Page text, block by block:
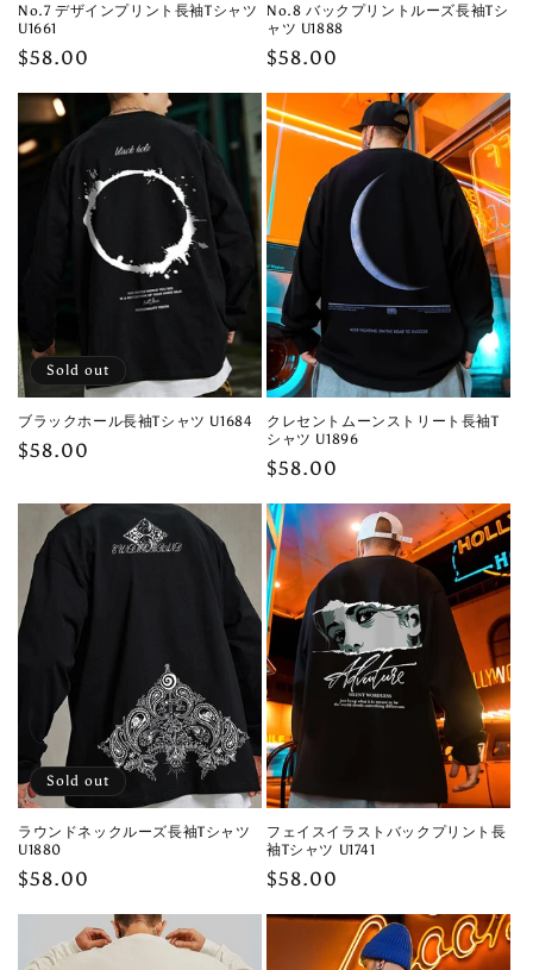
No.7 デザインプリント長袖Tシャツ
U1661
Regular
$58.00
No.8 バックプリントルーズ長袖Tシ
ャツ U1888
Regular
$58.00
Sold out
ブラックホール長袖Tシャツ U1684
Regular
$58.00
クレセントムーンストリート長袖T
シャツ U1896
Regular
$58.00
Sold out
ラウンドネックルーズ長袖Tシャツ
U1880
Regular
$58.00
フェイスイラストバックプリント長
袖Tシャツ U1741
Regular
$58.00